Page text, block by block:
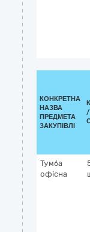
КОНКРЕТНА
НАЗВА
ПРЕДМЕТА
ЗАКУПІВЛІ
/
Тумба
офісна